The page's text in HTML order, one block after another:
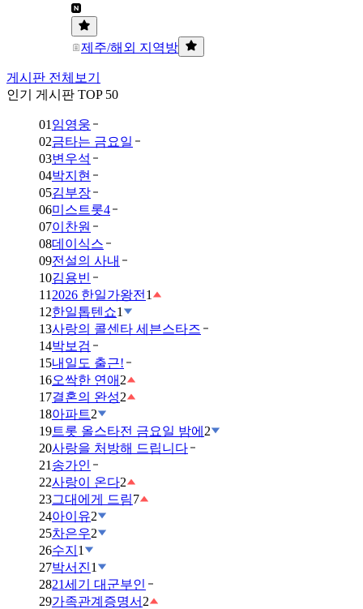
제주/해외 지역방
게시판 전체보기
인기 게시판 TOP 50
01 임영웅
02금타는 금요일
03변우석
04박지현
05김부장
06미스트롯4
07이찬원
08데이식스
09전설의 사내
10김용빈
11 2026 한일가왕전 1
12한일톱텐쇼1
13사랑의 콜센타 세븐스타즈
14박보검
15내일도 출근!
16오싹한 연애 2
17결혼의 완성2
18아파트2
19트롯 올스타전 금요일 밤에 2
20사랑을 처방해 드립니다
21 송가인
22사랑이 온다2
23그대에게 드림7
24아이유2
25차은우2
26수지 1
27박서진1
2821세기 대군부인
29가족관계증명서 2